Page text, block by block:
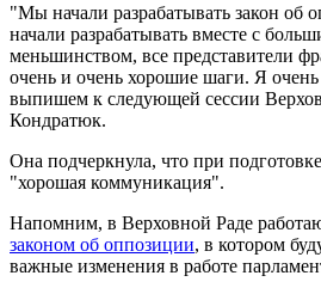
"Мы начали разрабатывать закон
начали разрабатывать вместе с
меньшинством, все представители
очень и очень хорошие шаги. Я
выпишем к следующей сессии
Кондратюк.
Она подчеркнула, что при
"хорошая коммуникация".
Напомним, в Верховной Раде
законом об оппозиции, в котором
важные изменения в работе